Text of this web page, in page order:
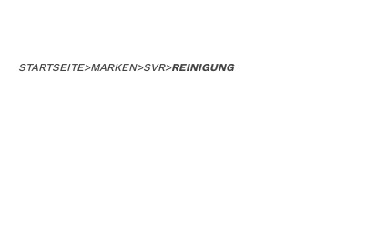
STARTSEITE>MARKEN>SVR>REINIGUNG